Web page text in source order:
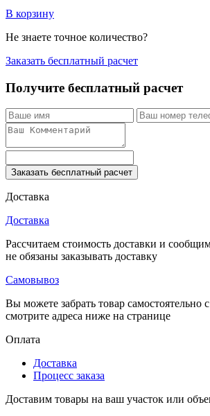
В корзину
Не знаете точное количество?
Заказать бесплатный расчет
Получите бесплатный расчет
Заказать бесплатный расчет
Доставка
Доставка
Рассчитаем стоимость доставки и
не обязаны заказывать доставку
Самовывоз
Вы можете забрать товар самостоятельно
смотрите адреса ниже на странице
Оплата
Доставка
Процесс заказа
Доставим товары на ваш участок или